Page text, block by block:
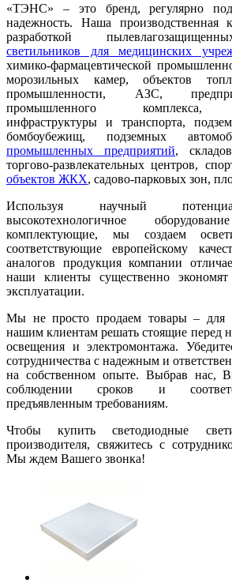
«ТЭНС» – это бренд, регулярно
надежность. Наша производственная
разработкой
светильников для медицинских
химико-фармацевтической
морозильных камер, объектов
промышленности, АЗС,
промышленного комплекса,
инфраструктуры и транспорта,
бомбоубежищ, подземных
промышленных предприятий,
торгово-развлекательных центров,
объектов ЖКХ, садово-парковых зон,
Используя научный
высокотехнологичное
комплектующие, мы создаем
соответствующие европейскому
аналогов продукция компании
наши клиенты существенно
эксплуатации.
Мы не просто продаем товары – для
нашим клиентам решать стоящие перед
освещения и электромонтажа.
сотрудничества с надежным и
на собственном опыте. Выбрав нас,
соблюдении сроков и
предъявленным требованиям.
Чтобы купить светодиодные
производителя, свяжитесь с
Мы ждем Вашего звонка!